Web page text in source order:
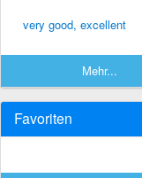
very good, excellent
Mehr...
Favoriten